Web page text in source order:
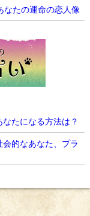
なたの運命の恋人像
たになる方法は？
的なあなた、プラ